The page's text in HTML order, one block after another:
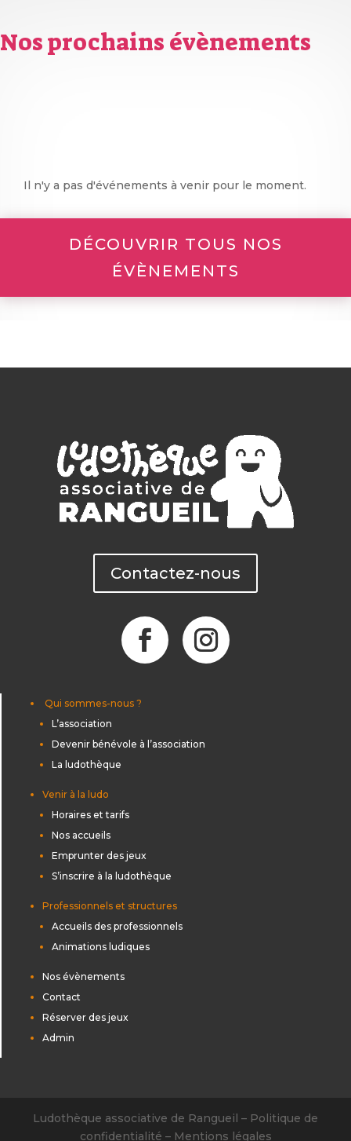
Nos prochains évènements
Il n'y a pas d'événements à venir pour le moment.
DÉCOUVRIR TOUS NOS
ÉVÈNEMENTS
Contactez-nous
Qui sommes-nous ?
L’association
Devenir bénévole à l’association
La ludothèque
Venir à la ludo
Horaires et tarifs
Nos accueils
Emprunter des jeux
S’inscrire à la ludothèque
Professionnels et structures
Accueils des professionnels
Animations ludiques
Nos évènements
Contact
Réserver des jeux
Admin
Ludothèque associative de Rangueil – Politique de
confidentialité – Mentions légales